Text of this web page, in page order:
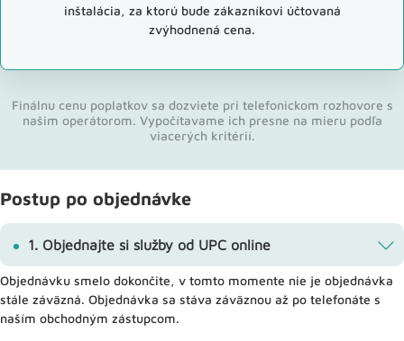
inštalácia, za ktorú bude zákazníkovi účtovaná
zvýhodnená cena.
Finálnu cenu poplatkov sa dozviete pri telefonickom rozhovore s
našim operátorom. Vypočítavame ich presne na mieru podľa
viacerých kritérií.
Postup po objednávke
1. Objednajte si služby od UPC online
Objednávku smelo dokončite, v tomto momente nie je objednávka
stále záväzná. Objednávka sa stáva záväznou až po telefonáte s
naším obchodným zástupcom.